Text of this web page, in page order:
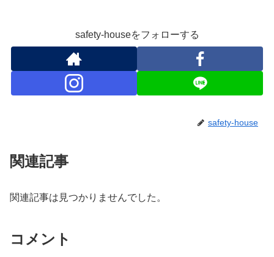
safety-houseをフォローする
safety-house
関連記事
関連記事は見つかりませんでした。
コメント